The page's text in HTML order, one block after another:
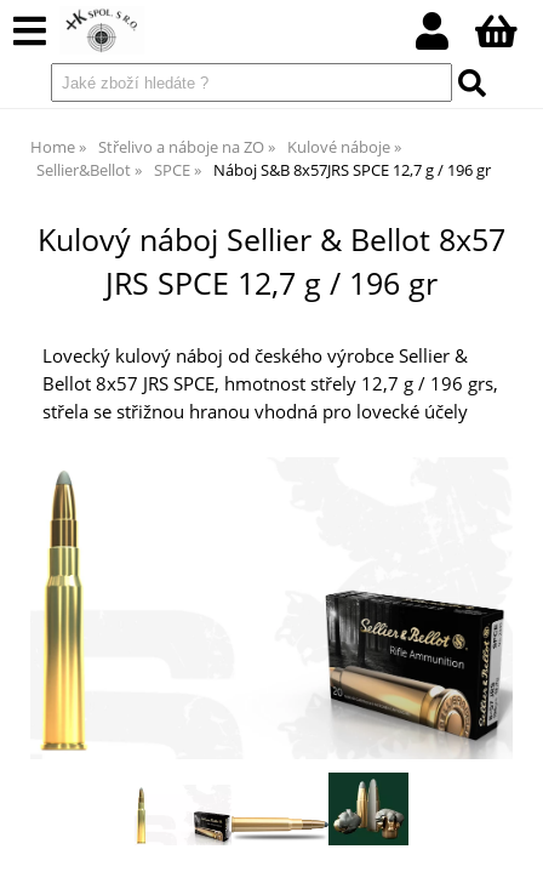
Home Střelivo a náboje na ZO
Kulové náboje
Sellier&Bellot
SPCE Náboj S&B 8x57JRS SPCE 12,7 g / 196 gr
Kulový náboj Sellier & Bellot 8x57
JRS SPCE 12,7 g / 196 gr
Lovecký kulový náboj od českého výrobce Sellier &
Bellot 8x57 JRS SPCE, hmotnost střely 12,7 g / 196 grs,
střela se střižnou hranou vhodná pro lovecké účely